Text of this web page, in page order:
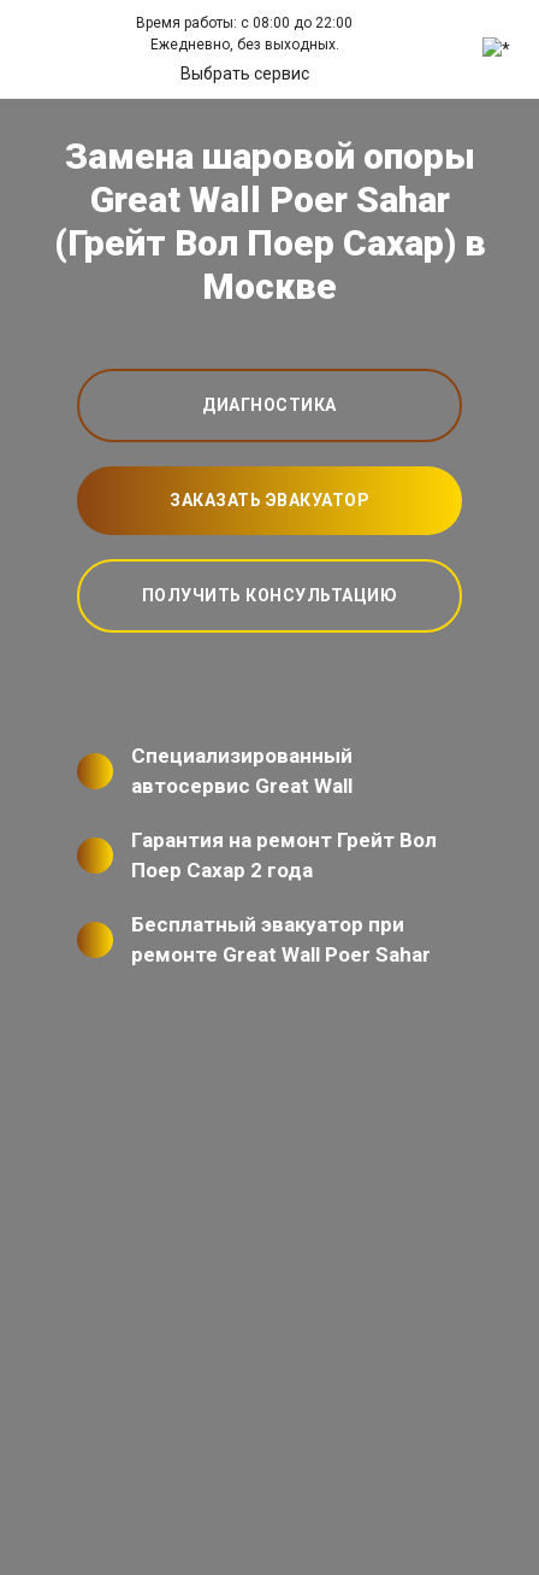
Время работы: с 08:00 до 22:00
Ежедневно, без выходных.
Выбрать сервис
Замена шаровой опоры
Great Wall Poer Sahar
(Грейт Вол Поер Сахар) в
Москве
ДИАГНОСТИКА
ЗАКАЗАТЬ ЭВАКУАТОР
ПОЛУЧИТЬ КОНСУЛЬТАЦИЮ
Специализированный
автосервис Great Wall
Гарантия на ремонт Грейт Вол
Поер Сахар 2 года
Бесплатный эвакуатор при
ремонте Great Wall Poer Sahar